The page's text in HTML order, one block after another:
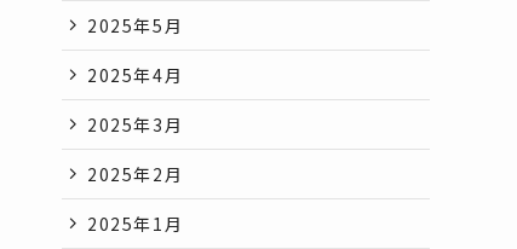
2025年5月
2025年4月
2025年3月
2025年2月
2025年1月